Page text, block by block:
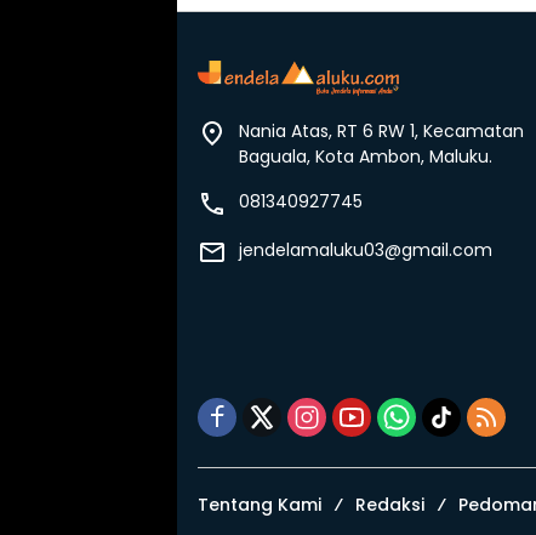
Nania Atas, RT 6 RW 1, Kecamatan
Baguala, Kota Ambon, Maluku.
081340927745
jendelamaluku03@gmail.com
Tentang Kami Redaksi